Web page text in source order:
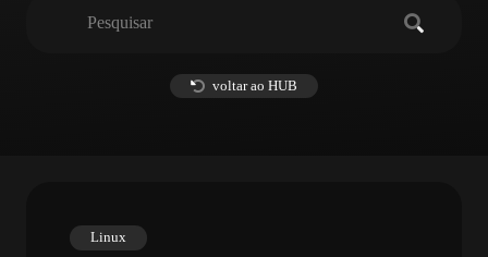
voltar ao HUB
Linux